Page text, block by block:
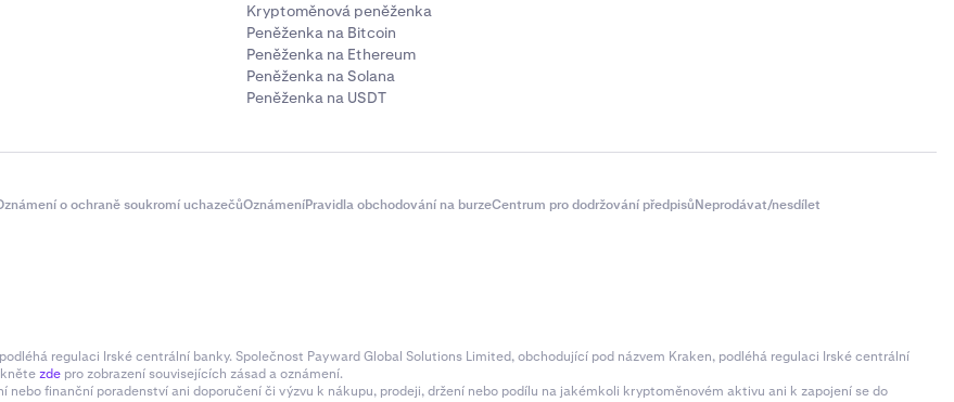
Kryptoměnová peněženka
Peněženka na Bitcoin
Peněženka na Ethereum
Peněženka na Solana
Peněženka na USDT
o ochraně soukromí uchazečůOznámeníPravidla obchodování na burzeCentrum pro dodržování předpisůNeprodávat/nesdílet
regulaci Irské centrální banky. Společnost Payward Global Solutions Limited, obchodující pod názvem Kraken, podléhá regulaci Irské centrální
zde pro zobrazení souvisejících zásad a oznámení.
finanční poradenství ani doporučení či výzvu k nákupu, prodeji, držení nebo podílu na jakémkoli kryptoměnovém aktivu ani k zapojení se do